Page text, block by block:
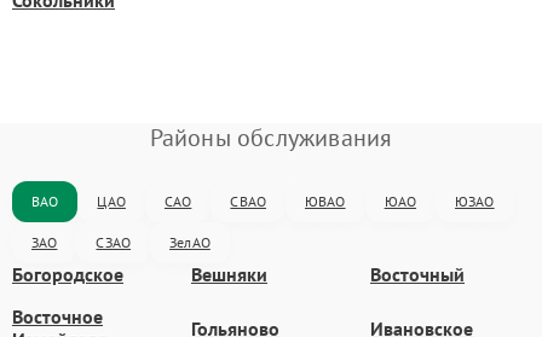
Районы обслуживания
ВАО ЦАО САО СВАО ЮВАО ЮАО ЮЗАО
ЗАО СЗАО ЗелАО
Богородское Вешняки
Восточный
Восточное
Гольяново Ивановское